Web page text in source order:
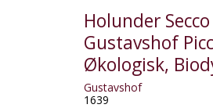
Holunder
Gustavshof
Økologisk,
Gustavshof
1639